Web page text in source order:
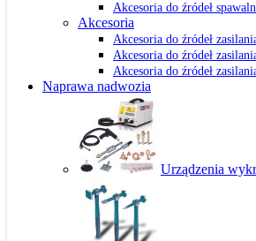
Akcesoria do źródeł
Akcesoria
Akcesoria do źródeł
Akcesoria do źródeł
Akcesoria do źródeł
Naprawa nadwozia
Urządzenia